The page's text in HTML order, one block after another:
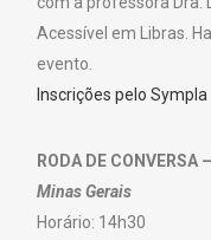
Acessível em Libras.
evento.
Inscrições pelo Sympla
RODA DE CONVERSA –
Minas Gerais
Horário: 14h30